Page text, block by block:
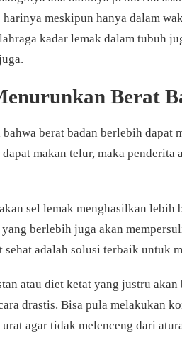
meskipun hanya dalam
kadar lemak dalam tubuh
Berat
berat badan berlebih dapat
makan telur, maka penderita
sel lemak menghasilkan lebih
berlebih juga akan
adalah solusi terbaik untuk
atau diet ketat yang justru akan
drastis. Bisa pula melakukan
urat agar tidak melenceng dari